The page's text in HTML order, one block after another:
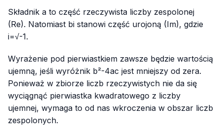
Składnik a to część rzeczywista liczby zespolonej
(Re). Natomiast bi stanowi część urojoną (Im), gdzie
i=√-1.
Wyrażenie pod pierwiastkiem zawsze będzie wartością
ujemną, jeśli wyróżnik b²-4ac jest mniejszy od zera.
Ponieważ w zbiorze liczb rzeczywistych nie da się
wyciągnąć pierwiastka kwadratowego z liczby
ujemnej, wymaga to od nas wkroczenia w obszar liczb
zespolonych.